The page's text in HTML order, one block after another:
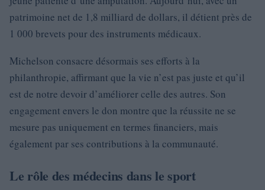
patrimoine net de 1,8 milliard de dollars, il détient près de
1 000 brevets pour des instruments médicaux.
Michelson consacre désormais ses efforts à la
philanthropie, affirmant que la vie n’est pas juste et qu’il
est de notre devoir d’améliorer celle des autres. Son
engagement envers le don montre que la réussite ne se
mesure pas uniquement en termes financiers, mais
également par ses contributions à la communauté.
Le rôle des médecins dans le sport